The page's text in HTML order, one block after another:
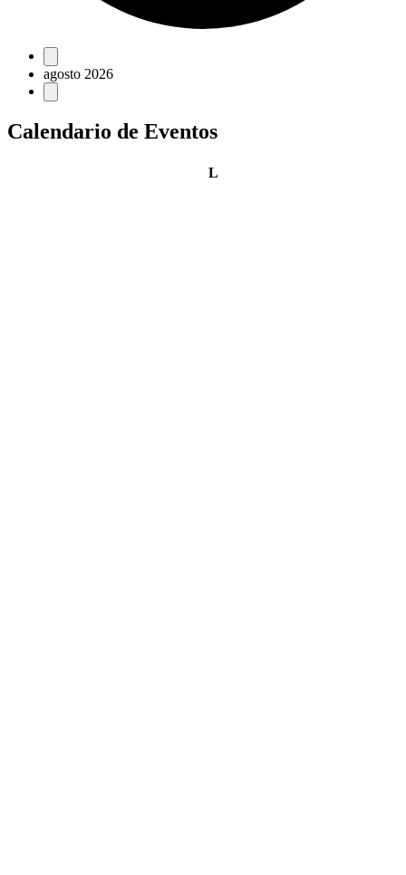
Eventos
agosto 2026
Calendario de Eventos
Llunes